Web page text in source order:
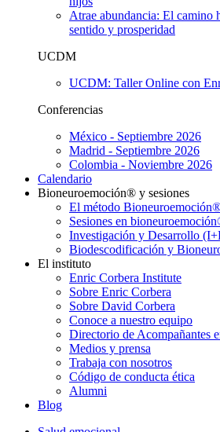
Atrae abundancia: El camino
sentido y prosperidad
UCDM
UCDM: Taller Online con
Conferencias
México - Septiembre 2026
Madrid - Septiembre 2026
Colombia - Noviembre 2026
Calendario
Bioneuroemoción® y sesiones
El método
Sesiones en
Investigación y Desarrollo
Biodescodificación y
El instituto
Enric Corbera Institute
Sobre Enric Corbera
Sobre David Corbera
Conoce a nuestro equipo
Directorio de Acompañantes
Medios y prensa
Trabaja con nosotros
Código de conducta ética
Alumni
Blog